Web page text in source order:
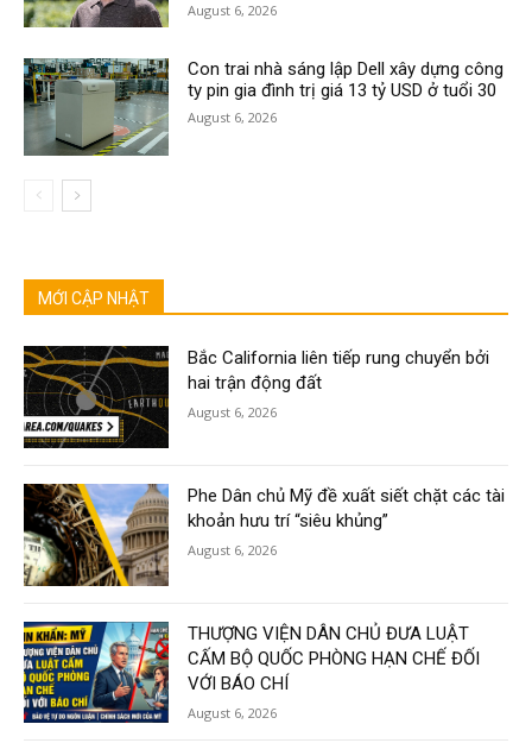
August 6, 2026
Con trai nhà sáng lập Dell xây dựng công
ty pin gia đình trị giá 13 tỷ USD ở tuổi 30
August 6, 2026
MỚI CẬP NHẬT
Bắc California liên tiếp rung chuyển bởi
hai trận động đất
August 6, 2026
Phe Dân chủ Mỹ đề xuất siết chặt các tài
khoản hưu trí “siêu khủng”
August 6, 2026
THƯỢNG VIỆN DÂN CHỦ ĐƯA LUẬT
CẤM BỘ QUỐC PHÒNG HẠN CHẾ ĐỐI
VỚI BÁO CHÍ
August 6, 2026